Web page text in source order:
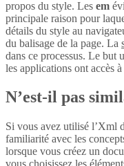
propos du style. Les em
principale raison pour
détails du style au
du balisage de la page. La
dans ce processus. Le but
les applications ont accès
N’est-il pas
Si vous avez utilisé l’Xml
familiarité avec les
lorsque vous créez un